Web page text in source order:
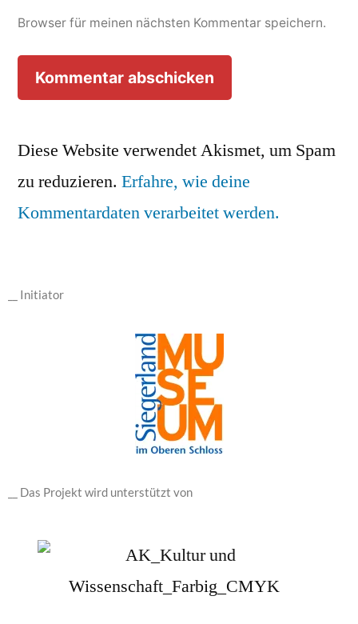
Browser für meinen nächsten Kommentar speichern.
Diese Website verwendet Akismet, um Spam
zu reduzieren. Erfahre, wie deine
Kommentardaten verarbeitet werden.
__ Initiator
__ Das Projekt wird unterstützt von